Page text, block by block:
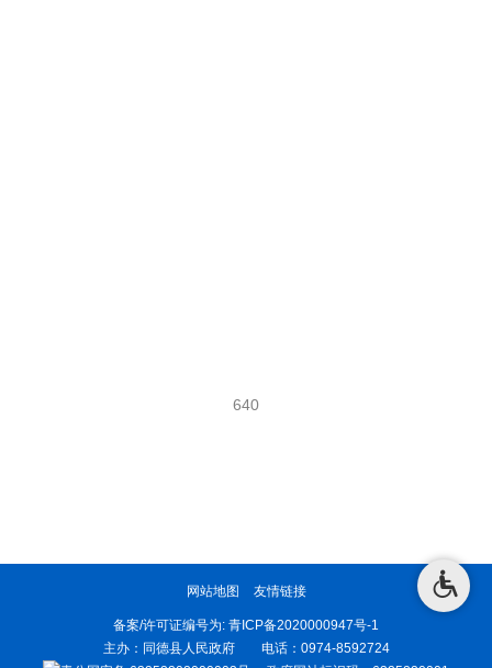
640
网站地图 友情链接
备案/许可证编号为: 青ICP备2020000947号-1
主办：同德县人民政府 电话：0974-8592724